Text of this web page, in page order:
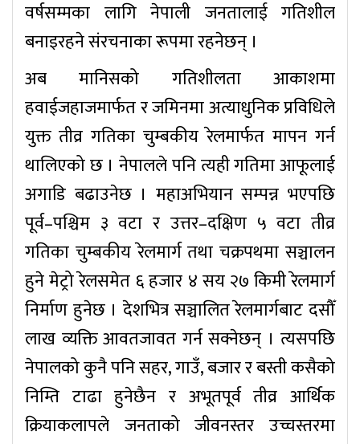
वर्षसम्मका लागि नेपाली जनतालाई गतिशील
बनाइरहने संरचनाका रूपमा रहनेछन् ।
अब मानिसको गतिशीलता आकाशमा
हवाईजहाजमार्फत र जमिनमा अत्याधुनिक प्रविधिले
युक्त तीव्र गतिका चुम्बकीय रेलमार्फत मापन गर्न
थालिएको छ । नेपालले पनि त्यही गतिमा आफूलाई
अगाडि बढाउनेछ । महाअभियान सम्पन्न भएपछि
पूर्व–पश्चिम ३ वटा र उत्तर–दक्षिण ५ वटा तीव्र
गतिका चुम्बकीय रेलमार्ग तथा चक्रपथमा सञ्चालन
हुने मेट्रो रेलसमेत ६ हजार ४ सय २७ किमी रेलमार्ग
निर्माण हुनेछ । देशभित्र सञ्चालित रेलमार्गबाट दसौँ
लाख व्यक्ति आवतजावत गर्न सक्नेछन् । त्यसपछि
नेपालको कुनै पनि सहर, गाउँ, बजार र बस्ती कसैको
निम्ति टाढा हुनेछैन र अभूतपूर्व तीव्र आर्थिक
क्रियाकलापले जनताको जीवनस्तर उच्चस्तरमा